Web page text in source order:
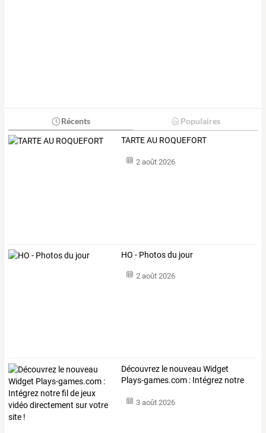
Récents Populaires
TARTE AU ROQUEFORT
2 août 2026
HO - Photos du jour
2 août 2026
Découvrez le nouveau Widget
Plays-games.com : Intégrez notre
3 août 2026